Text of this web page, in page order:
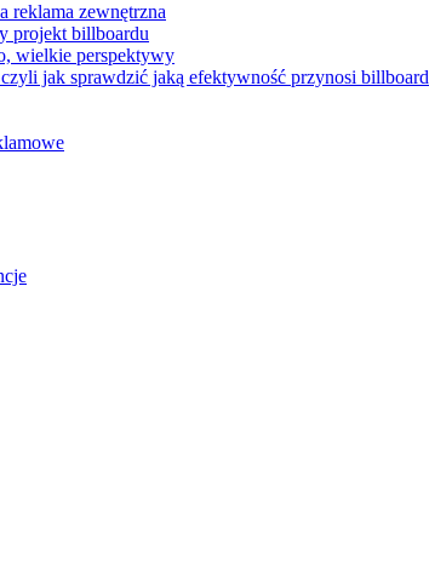
reklama zewnętrzna
projekt billboardu
wielkie perspektywy
jak sprawdzić jaką efektywność przynosi billboard